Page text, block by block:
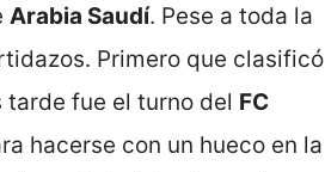
Arabia Saudí. Pese a toda la
Primero que clasificó
fue el turno del FC
hacerse con un hueco en la